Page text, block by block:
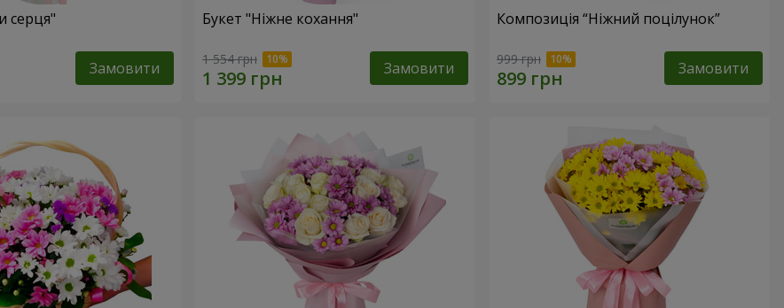
серця"
Замовити
Букет "Ніжне кохання"
1 554 грн Замовити
Композиція “Ніжний поцілунок”
999 грн Замовити